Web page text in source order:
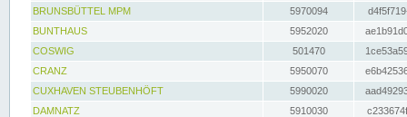
BRUNSBÜTTEL MPM
5970094
BUNTHAUS
5952020
COSWIG
501470
CRANZ
5950070
CUXHAVEN STEUBENHÖFT
5990020
DAMNATZ
5910030